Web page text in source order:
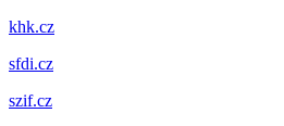
khk.cz
sfdi.cz
szif.cz